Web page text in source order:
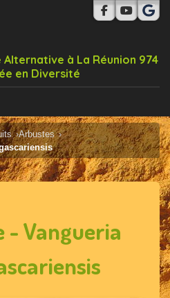
à La Réunion 974
en Diversité
Arbustes
- Vangueria